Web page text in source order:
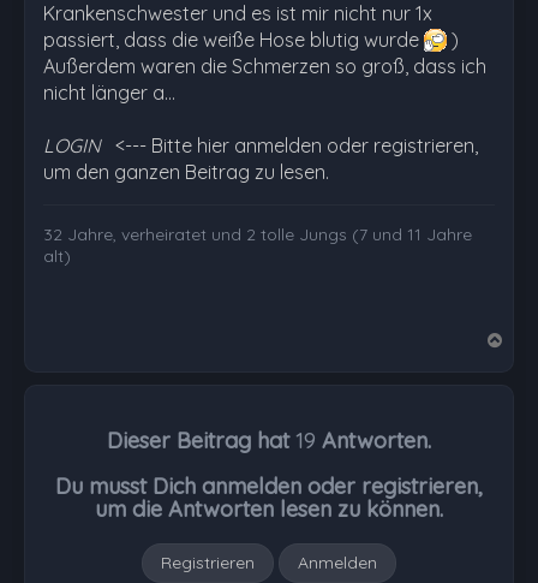
Krankenschwester und es ist mir nicht nur 1x
passiert, dass die weiße Hose blutig wurde
)
Außerdem waren die Schmerzen so groß, dass ich
nicht länger a…
LOGIN <--- Bitte hier anmelden oder registrieren,
um den ganzen Beitrag zu lesen.
32 Jahre, verheiratet und 2 tolle Jungs (7 und 11 Jahre
alt)
Dieser Beitrag hat 19 Antworten.
Du musst Dich anmelden oder registrieren,
um die Antworten lesen zu können.
Registrieren Anmelden